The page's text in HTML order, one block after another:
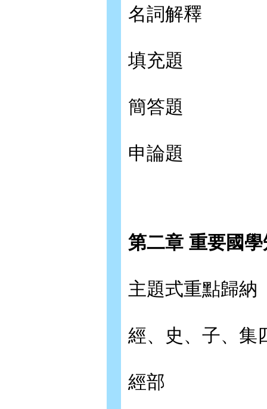
名詞解釋
填充題
簡答題
申論題
第二章 重要國
主題式重點歸納
經、史、子、集
經部